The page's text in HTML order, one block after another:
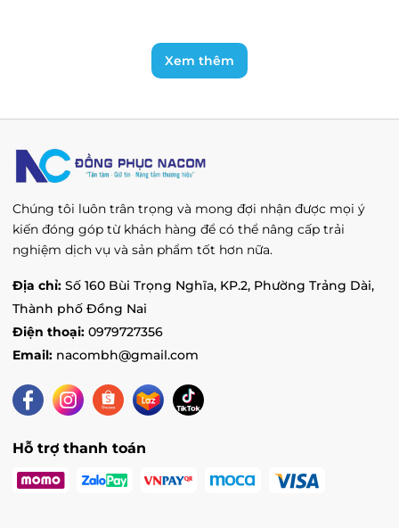
Xem thêm
Chúng tôi luôn trân trọng và mong đợi nhận được mọi ý
kiến đóng góp từ khách hàng để có thể nâng cấp trải
nghiệm dịch vụ và sản phẩm tốt hơn nữa.
Địa chỉ: Số 160 Bùi Trọng Nghĩa, KP.2, Phường Trảng Dài,
Thành phố Đồng Nai
Điện thoại: 0979727356
Email: nacombh@gmail.com
Hỗ trợ thanh toán